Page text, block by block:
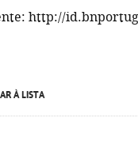
http://
À LISTA